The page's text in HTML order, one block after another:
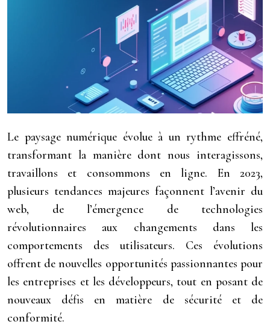
Le paysage numérique évolue à un rythme effréné,
transformant la manière dont nous interagissons,
travaillons et consommons en ligne. En 2023,
plusieurs tendances majeures façonnent l’avenir du
web, de l’émergence de technologies
révolutionnaires aux changements dans les
comportements des utilisateurs. Ces évolutions
offrent de nouvelles opportunités passionnantes pour
les entreprises et les développeurs, tout en posant de
nouveaux défis en matière de sécurité et de
conformité.